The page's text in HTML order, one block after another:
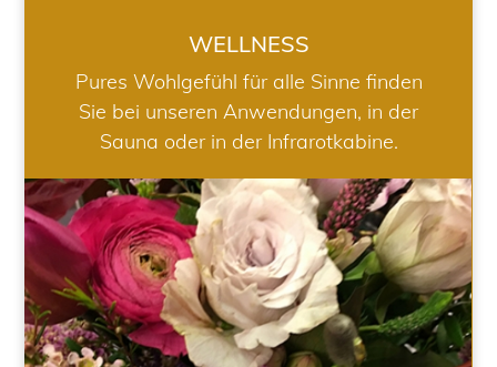
WELLNESS
Pures Wohlgefühl für alle Sinne finden
Sie bei unseren Anwendungen, in der
Sauna oder in der Infrarotkabine.